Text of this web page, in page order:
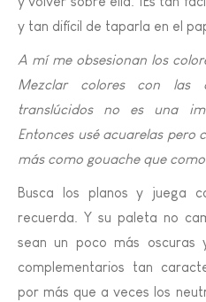
y tan difícil de taparla en el
A mí me obsesionan los
Mezclar colores con las
translúcidos no es una
Entonces usé acuarelas pero
más como gouache que
Busca los planos y juega
recuerda. Y su paleta no
sean un poco más oscuras
complementarios tan
por más que a veces los